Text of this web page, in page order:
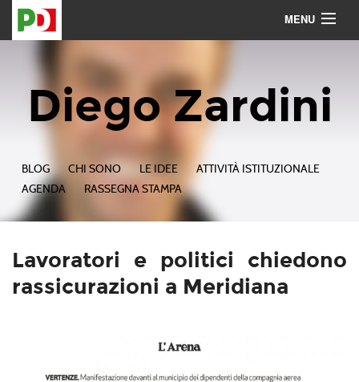
MENU
Diego Zardini
BLOG CHI SONO LE IDEE
ATTIVITÀ ISTITUZIONALE
AGENDA
RASSEGNA STAMPA
Lavoratori e politici chiedono
rassicurazioni a Meridiana